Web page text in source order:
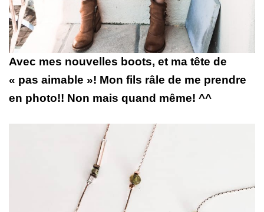
Avec mes nouvelles boots, et ma tête de
« pas aimable »! Mon fils râle de me prendre
en photo!! Non mais quand même! ^^